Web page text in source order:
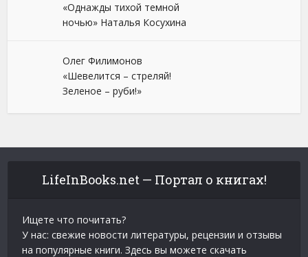
«Однажды тихой темной
ночью» Наталья Косухина
Олег Филимонов
«Шевелится – стреляй!
Зеленое – руби!»
LifeInBooks.net — Портал о книгах!
Ищете что почитать?
У нас: свежие новости литературы, рецензии и отзывы
на популярные книги. Здесь вы можете скачать